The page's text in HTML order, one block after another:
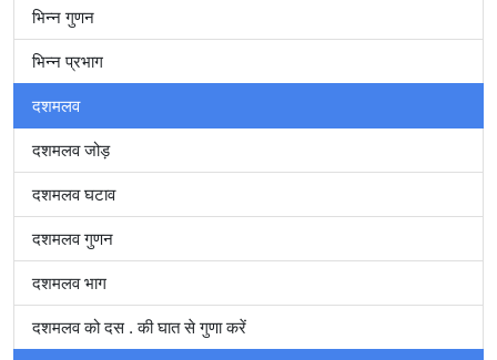
भिन्न गुणन
भिन्न प्रभाग
दशमलव
दशमलव जोड़
दशमलव घटाव
दशमलव गुणन
दशमलव भाग
दशमलव को दस . की घात से गुणा करें